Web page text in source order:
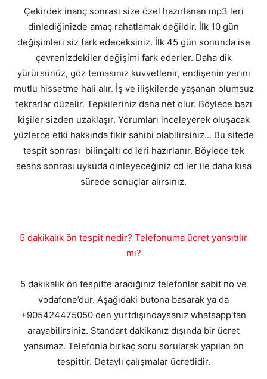
Çekirdek inanç sonrası size özel hazırlanan mp3 leri
dinlediğinizde amaç rahatlamak değildir. İlk 10 gün
değişimleri siz fark edeceksiniz. İlk 45 gün sonunda ise
çevrenizdekiler değişimi fark ederler. Daha dik
yürürsünüz, göz temasınız kuvvetlenir, endişenin yerini
mutlu hissetme hali alır. İş ve ilişkilerde yaşanan olumsuz
tekrarlar düzelir. Tepkileriniz daha net olur. Böylece bazı
kişiler sizden uzaklaşır. Yorumları inceleyerek oluşacak
yüzlerce etki hakkında fikir sahibi olabilirsiniz... Bu sitede
tespit sonrası bilinçaltı cd leri hazırlanır. Böylece tek
seans sonrası uykuda dinleyeceğiniz cd ler ile daha kısa
sürede sonuçlar alırsınız.
5 dakikalık ön tespit nedir? Telefonuma ücret yansıtılır
mı?
5 dakikalık ön tespitte aradığınız telefonlar sabit no ve
vodafone’dur. Aşağıdaki butona basarak ya da
+905424475050 den yurtdışındaysanız whatsapp'tan
arayabilirsiniz. Standart dakikanız dışında bir ücret
yansımaz. Telefonla birkaç soru sorularak yapılan ön
tespittir. Detaylı çalışmalar ücretlidir.